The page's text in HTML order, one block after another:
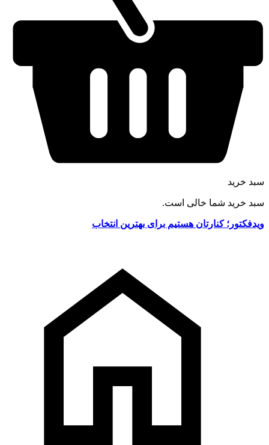
سبد خرید
سبد خرید شما خالی است.
ویدفکتور؛ کنارتان هستیم برای بهترین انتخاب